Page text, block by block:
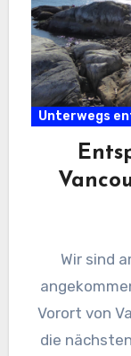
Unterwegs
Wir sind
Vorort von
die